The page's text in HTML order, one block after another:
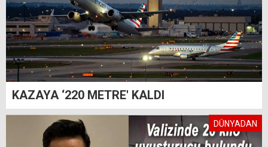
KAZAYA ‘220 METRE' KALDI
DÜNYADAN